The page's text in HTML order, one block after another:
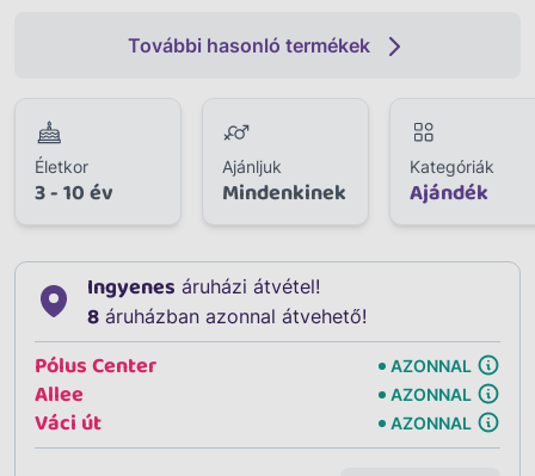
További hasonló termékek
Életkor
3 - 10 év
Ajánljuk
Mindenkinek
Kategóriák
Ajándék
Ingyenes áruházi átvétel!
8 áruházban azonnal átvehető!
Pólus Center AZONNAL
Allee AZONNAL
Váci út AZONNAL